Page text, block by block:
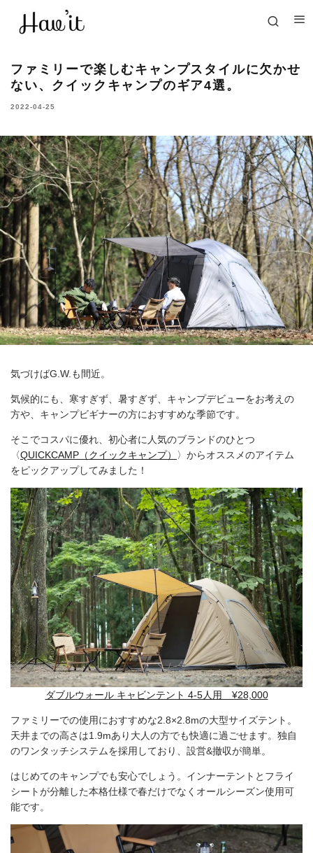
ファミリーで楽しむキャンプスタイルに欠かせ
ない、クイックキャンプのギア4選。
2022-04-25
気づけばG.W.も間近。
気候的にも、寒すぎず、暑すぎず、キャンプデビューをお考えの
方や、キャンプビギナーの方におすすめな季節です。
そこでコスパに優れ、初心者に人気のブランドのひとつ
〈QUICKCAMP（クイックキャンプ）
〉からオススメのアイテム
をピックアップしてみました！
ダブルウォール キャビンテント 4-5人用 ¥28,000
ファミリーでの使用におすすめな2.8×2.8mの大型サイズテント。
天井までの高さは1.9mあり大人の方でも快適に過ごせます。独自
のワンタッチシステムを採用しており、設営&撤収が簡単。
はじめてのキャンプでも安心でしょう。インナーテントとフライ
シートが分離した本格仕様で春だけでなくオールシーズン使用可
能です。